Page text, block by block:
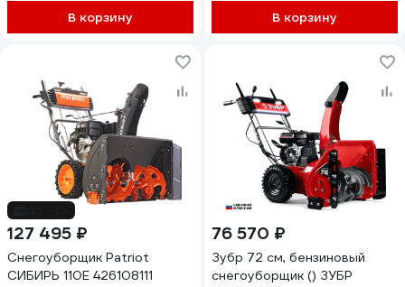
В корзину В корзину
127 495 ₽
Снегоуборщик Patriot
СИБИРЬ 110Е 426108111
76 570 ₽
Зубр 72 см, бензиновый
снегоуборщик () ЗУБР